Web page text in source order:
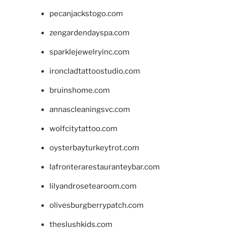
pecanjackstogo.com
zengardendayspa.com
sparklejewelryinc.com
ironcladtattoostudio.com
bruinshome.com
annascleaningsvc.com
wolfcitytattoo.com
oysterbayturkeytrot.com
lafronterarestauranteybar.com
lilyandrosetearoom.com
olivesburgberrypatch.com
theslushkids.com